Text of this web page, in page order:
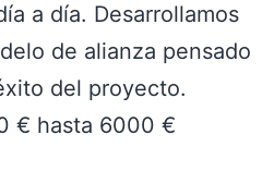
a día. Desarrollamos
de alianza pensado
del proyecto.
€ hasta 6000 €